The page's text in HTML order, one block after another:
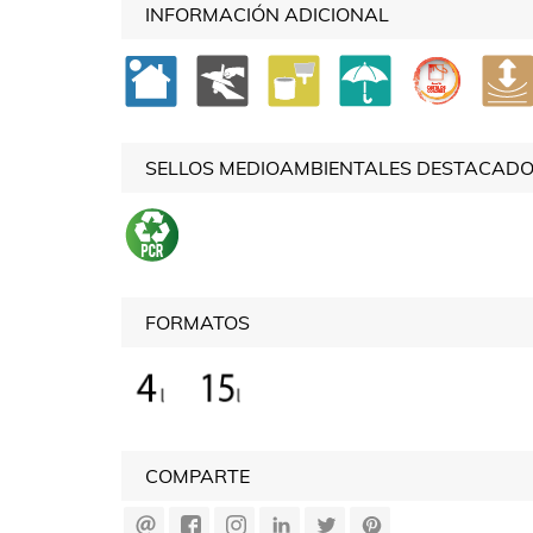
INFORMACIÓN ADICIONAL
SELLOS MEDIOAMBIENTALES
FORMATOS
COMPARTE